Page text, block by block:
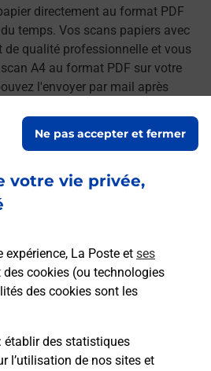
votre vie privée,
expérience, La Poste et ses
cookies (ou technologies
des cookies sont les
: établir des statistiques
l’utilisation de nos sites et
Ne pas accepter et fermer
directement au format PDF
temps. Vos scans papiers avec
qualité professionnelle et vous
A4 au format PDF sur votre
l'envoyer par mail après
nouvel onglet